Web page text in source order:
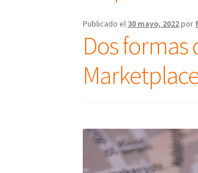
Publicado el 30 mayo, 2022por
Dos formas